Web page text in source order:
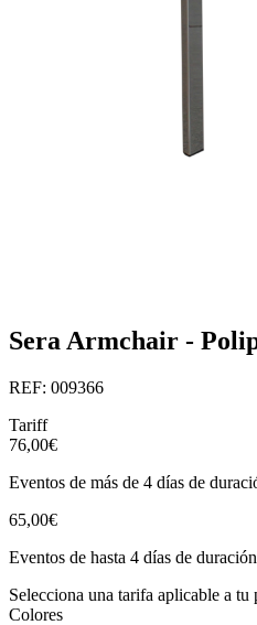
Sera Armchair -
REF: 009366
Tariff
76,00€
Eventos de más de 4 días de
65,00€
Eventos de hasta 4 días de duración
Selecciona una tarifa aplicable a tu
Colores